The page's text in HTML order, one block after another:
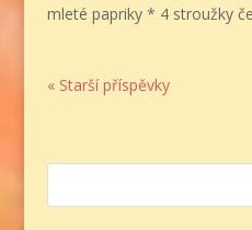
mleté papriky * 4 stroužky
« Starší příspěvky